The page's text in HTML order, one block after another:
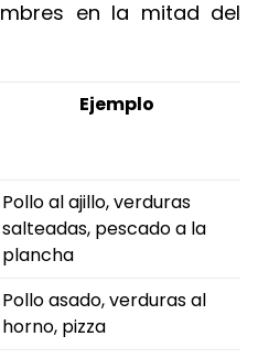
en la mitad del
Ejemplo
Pollo al ajillo, verduras
salteadas, pescado a la
plancha
Pollo asado, verduras al
horno, pizza